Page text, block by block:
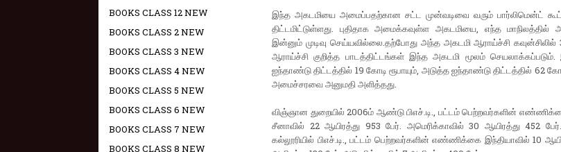
இந்த அகடமியை அமைப்பதற்கான சட்ட முன்வடிவை வரும் பார்லிமென்ட்
திட்டமிட்டுள்ளது. புதிதாக அமைக்கவுள்ள அகடமியை, எந்த மாநிலத்தில்
இன்னும் முடிவு செய்யவில்லை.தற்போது அந்த அகடமி ஆராய்ச்சி கவுன்சிலில்
ஆராய்ச்சி குறித்த பாடத்திட்டங்கள் இந்த அகடமி மூலம் செயலாக்கப்படும்.
ஐந்தாண்டு திட்டத்தில் 19 கோடி ரூபாயும், அடுத்த ஐந்தாண்டு திட்டத்தில் 62
அமைச்சரவை அனுமதி அளித்தது.
விஞ்ஞான துறையில் 2006ம் ஆண்டு பிஎச்.டி., பட்டம் பெற்றவர்களின்
சீனாவில் 22 ஆயிரத்து 953 பேர். அமெரிக்காவில் 30 ஆயிரத்து 452
கல்லூரியில் பிஎச்.டி., பட்டம் பெற்றவர்களின் எண்ணிக்கை இந்தியாவில் 10
BOOKS CLASS 12 NEW
BOOKS CLASS 2 NEW
BOOKS CLASS 3 NEW
BOOKS CLASS 4 NEW
BOOKS CLASS 5 NEW
BOOKS CLASS 6 NEW
BOOKS CLASS 7 NEW
BOOKS CLASS 8 NEW